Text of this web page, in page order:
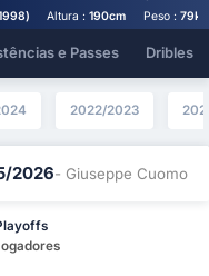
Altura :190cm Peso : 79kg
e Passes Dribles
2022/2023
2026- Giuseppe Cuomo